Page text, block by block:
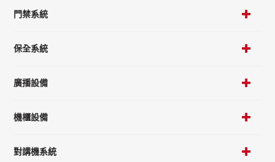
門禁系統
保全系統
廣播設備
機櫃設備
對講機系統